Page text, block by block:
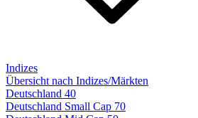
Indizes
Übersicht nach Indizes/Märkten
Deutschland 40
Deutschland Small Cap 70